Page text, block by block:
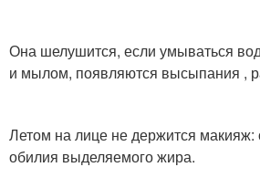
Она шелушится, если умываться
и мылом, появляются высыпания ,
Летом на лице не держится макияж:
обилия выделяемого жира.